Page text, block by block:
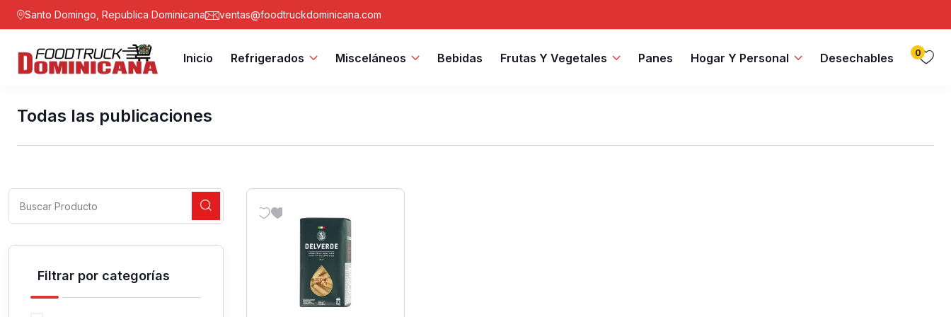
Santo Domingo, Republica Dominicana ventas@foodtruckdominicana.com
Inicio Refrigerados Misceláneos Bebidas Frutas Y Vegetales Panes Hogar Y Personal Desechables 0
Todas las publicaciones
Filtrar por categorías